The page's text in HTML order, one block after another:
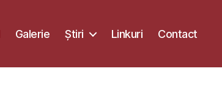
Galerie Știri Linkuri Contact